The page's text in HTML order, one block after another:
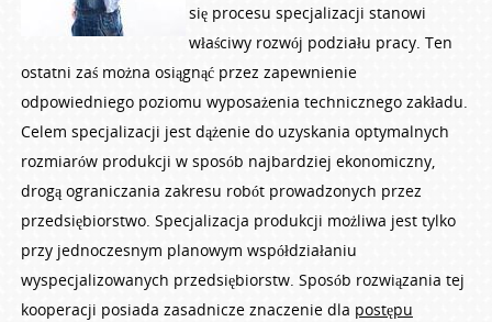
się procesu specjalizacji stanowi
właściwy rozwój podziału pracy. Ten
ostatni zaś można osiągnąć przez zapewnienie
odpowiedniego poziomu wyposażenia technicznego zakładu.
Celem specjalizacji jest dążenie do uzyskania optymalnych
rozmiarów produkcji w sposób najbardziej ekonomiczny,
drogą ograniczania zakresu robót prowadzonych przez
przedsiębiorstwo. Specjalizacja produkcji możliwa jest tylko
przy jednoczesnym planowym współdziałaniu
wyspecjalizowanych przedsiębiorstw. Sposób rozwiązania tej
kooperacji posiada zasadnicze znaczenie dla postępu